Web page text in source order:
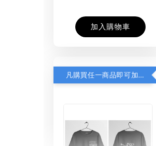
加入購物車
凡購買任一商品即可加購 THT 九週年紀念 T-shirt